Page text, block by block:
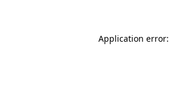
Application